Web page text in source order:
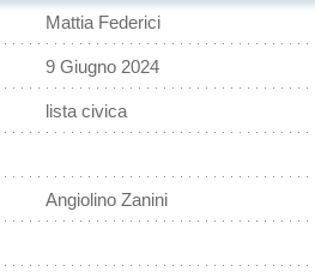
Mattia Federici
9 Giugno 2024
lista civica
Angiolino Zanini